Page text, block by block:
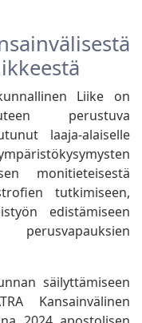
Liike on
perustuva
laaja-alaiselle
monitieteisestä
tutkimiseen,
edistämiseen
säilyttämiseen
Kansainvälinen